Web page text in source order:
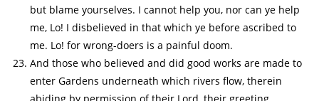
but blame yourselves. I cannot help you, nor can ye help
me, Lo! I disbelieved in that which ye before ascribed to
me. Lo! for wrong-doers is a painful doom.
And those who believed and did good works are made to
enter Gardens underneath which rivers flow, therein